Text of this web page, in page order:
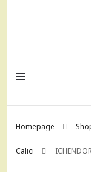
Homepage
Calici